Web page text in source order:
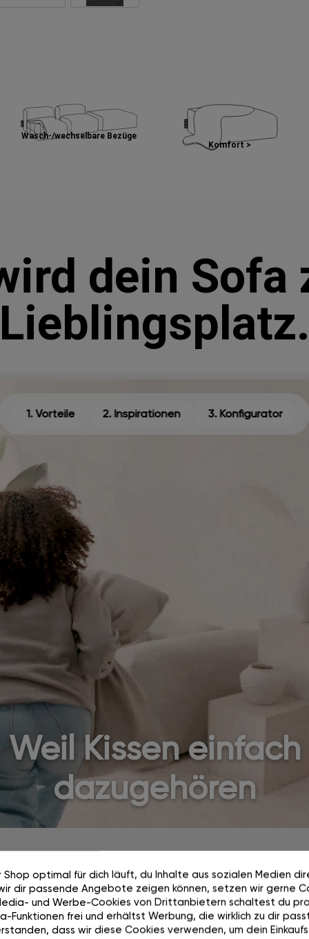
Wasch-/wechselbare Bezüge
Komfort >
dein Sofa
1. Vorteile 2. Inspirationen 3. Konfigurator
Weil Kissen einfach
dazugehören
100 Tage testen.
Shop optimal für dich läuft, du Inhalte aus sozialen Medien
dir passende Angebote zeigen können, setzen wir gerne
und Werbe-Cookies von Drittanbietern schaltest du
Funktionen frei und erhältst Werbung, die wirklich zu dir
dass wir diese Cookies verwenden, um dein